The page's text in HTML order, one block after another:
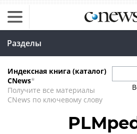
Разделы
Индексная книга (каталог)
CNews*
Получите все материалы
CNews по ключевому слову